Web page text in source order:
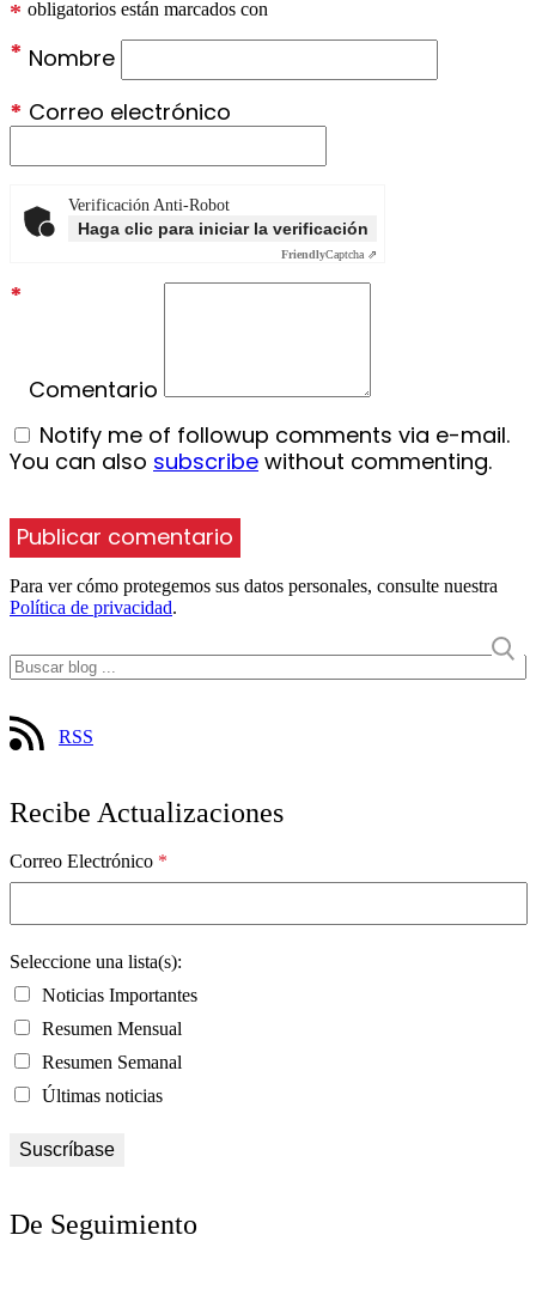
obligatorios están marcados con
*
Nombre
*
Correo electrónico
*
Verificación Anti-Robot
Haga clic para iniciar la verificación
FriendlyCaptcha ⇗
Comentario
*
Notify me of followup comments via e-mail.
You can also subscribe without commenting.
Para ver cómo protegemos sus datos personales, consulte nuestra
Política de privacidad.
RSS
Recibe Actualizaciones
Correo Electrónico *
Seleccione una lista(s):
Noticias Importantes
Resumen Mensual
Resumen Semanal
Últimas noticias
De Seguimiento